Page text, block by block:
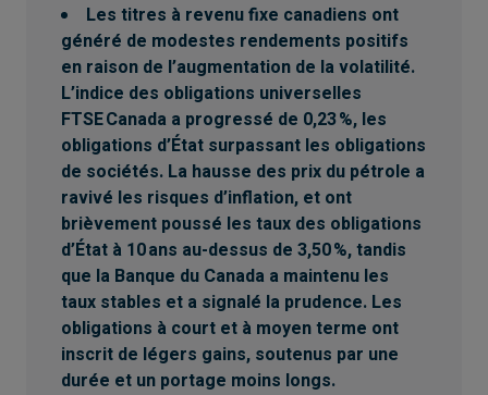
Les titres à revenu fixe canadiens ont
généré de modestes rendements positifs
en raison de l’augmentation de la volatilité.
L’indice des obligations universelles
FTSE Canada a progressé de 0,23 %, les
obligations d’État surpassant les obligations
de sociétés. La hausse des prix du pétrole a
ravivé les risques d’inflation, et ont
brièvement poussé les taux des obligations
d’État à 10 ans au-dessus de 3,50 %, tandis
que la Banque du Canada a maintenu les
taux stables et a signalé la prudence. Les
obligations à court et à moyen terme ont
inscrit de légers gains, soutenus par une
durée et un portage moins longs.